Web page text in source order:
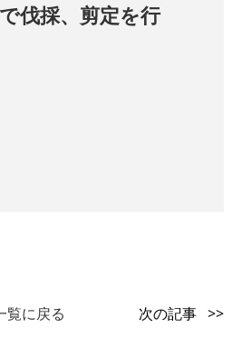
伐採、剪定を行
覧に戻る 次の記事 >>